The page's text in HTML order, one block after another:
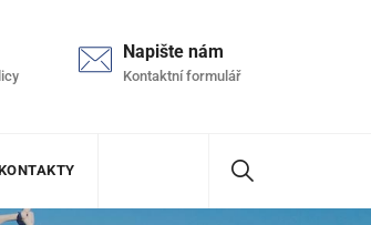
Napište nám
Kontaktní formulář